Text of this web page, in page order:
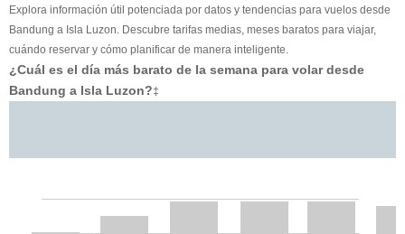
Explora información útil potenciada por datos y tendencias para vuelos desde
Bandung a Isla Luzon. Descubre tarifas medias, meses baratos para viajar,
cuándo reservar y cómo planificar de manera inteligente.
¿Cuál es el día más barato de la semana para volar desde
Bandung a Isla Luzon?‡